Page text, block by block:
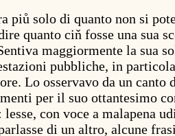
piů solo di quanto non si
quanto ciň fosse una sua
maggiormente la sua
pubbliche, in
Lo osservavo da un canto
per il suo ottantesimo
lesse, con voce a malapena
di un altro, alcune